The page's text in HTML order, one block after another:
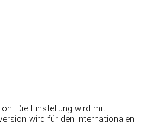
Die Einstellung wird mit
wird für den internationalen